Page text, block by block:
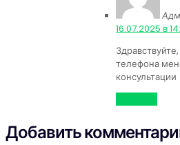
16.07.2025 в
телефона
консультации
Добавить